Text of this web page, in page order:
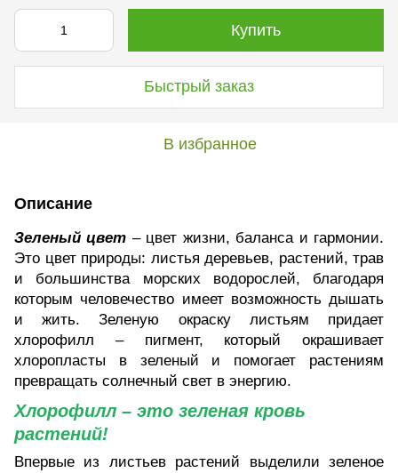
Купить
Быстрый заказ
В избранное
Описание
Зеленый цвет – цвет жизни, баланса и гармонии.
Это цвет природы: листья деревьев, растений, трав
и большинства морских водорослей, благодаря
которым человечество имеет возможность дышать
и жить. Зеленую окраску листьям придает
хлорофилл – пигмент, который окрашивает
хлоропласты в зеленый и помогает растениям
превращать солнечный свет в энергию.
Хлорофилл – это зеленая кровь
растений!
Впервые из листьев растений выделили зеленое